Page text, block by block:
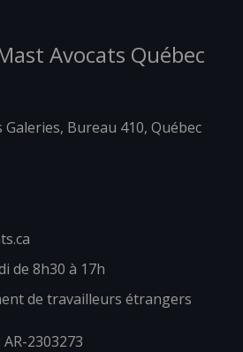
Avocats Québec
Bureau 410, Québec
de 8h30 à 17h
de travailleurs étrangers
2303273